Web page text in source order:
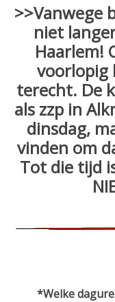
>>Vanwege
niet
Haarlem!
voorlopig
terecht. De
als zzp in
dinsdag,
vinden om
Tot die tijd
*Welke